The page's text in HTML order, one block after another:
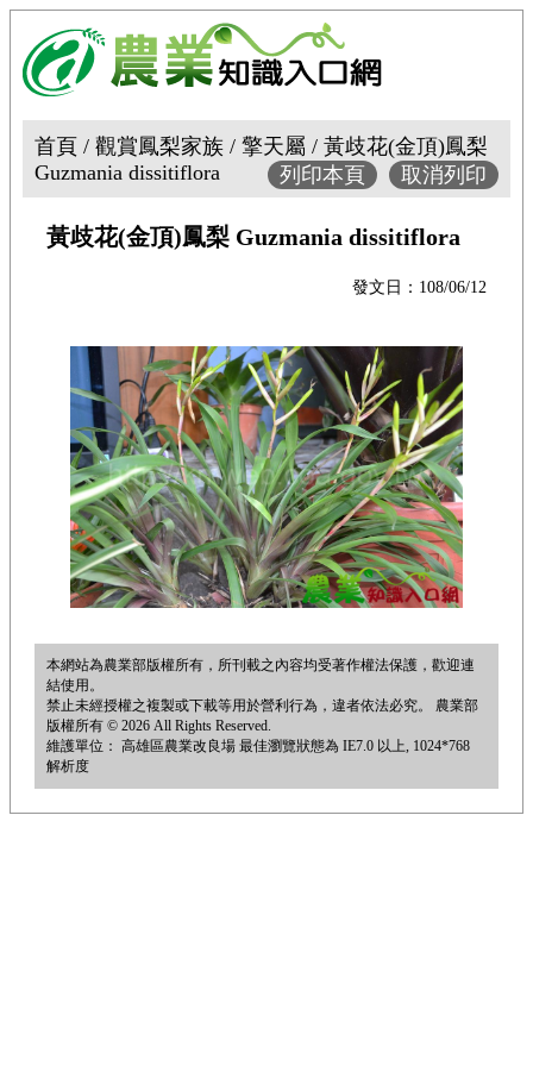
首頁 / 觀賞鳳梨家族 / 擎天屬 / 黃歧花(金頂)鳳梨
Guzmania dissitiflora
取消列印
列印本頁
黃歧花(金頂)鳳梨 Guzmania dissitiflora
發文日：108/06/12
本網站為農業部版權所有，所刊載之內容均受著作權法保護，歡迎連
結使用。
禁止未經授權之複製或下載等用於營利行為，違者依法必究。 農業部
版權所有 © 2026 All Rights Reserved.
維護單位： 高雄區農業改良場 最佳瀏覽狀態為 IE7.0 以上, 1024*768
解析度